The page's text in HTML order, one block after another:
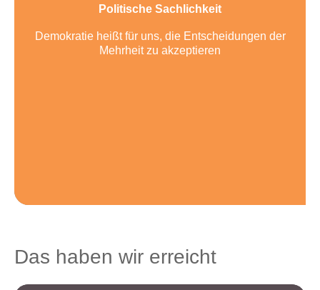
Politische Sachlichkeit
Demokratie heißt für uns, die Entscheidungen der
Mehrheit zu akzeptieren
Das haben wir erreicht